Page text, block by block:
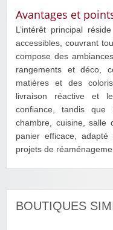
Avantages et
L’intérêt principal
accessibles, couvrant
compose des
rangements et déco,
matières et des
livraison réactive et
confiance, tandis que
chambre, cuisine, salle
panier efficace,
projets de
BOUTIQUES